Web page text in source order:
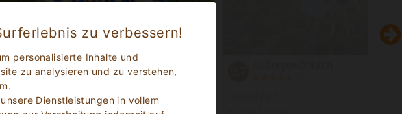
zu verbessern!
personalisierte Inhalte und
zu analysieren und zu verstehen,
Dienstleistungen in vollem
Exzellent
(13)
Sardinien